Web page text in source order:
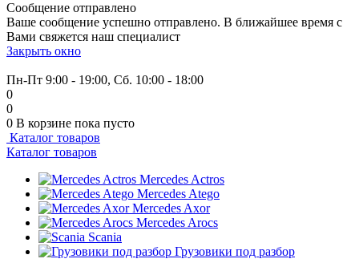
Сообщение отправлено
Ваше сообщение успешно отправлено. В ближайшее время с
Вами свяжется наш специалист
Закрыть окно
Пн-Пт 9:00 - 19:00, Сб. 10:00 - 18:00
0
0
0 В корзине пока пусто
Каталог товаров
Каталог товаров
Mercedes Actros
Mercedes Atego
Mercedes Axor
Mercedes Arocs
Scania
Грузовики под разбор